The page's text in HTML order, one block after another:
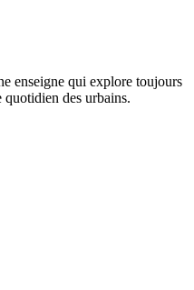
enseigne qui explore toujours
des urbains.